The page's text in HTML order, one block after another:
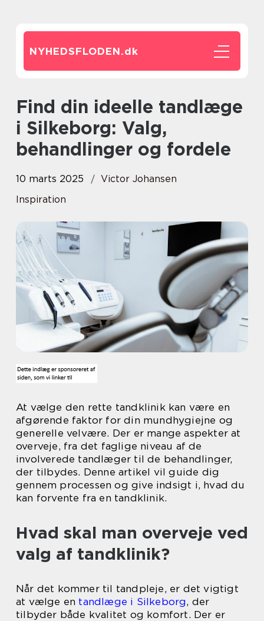
NYHEDSFLODEN.dk
Find din ideelle tandlæge
i Silkeborg: Valg,
behandlinger og fordele
10 marts 2025
Victor Johansen
Inspiration
At vælge den rette tandklinik kan være en
afgørende faktor for din mundhygiejne og
generelle velvære. Der er mange aspekter at
overveje, fra det faglige niveau af de
involverede tandlæger til de behandlinger,
der tilbydes. Denne artikel vil guide dig
gennem processen og give indsigt i, hvad du
kan forvente fra en tandklinik.
Hvad skal man overveje ved
valg af tandklinik?
Når det kommer til tandpleje, er det vigtigt
at vælge en tandlæge i Silkeborg, der
tilbyder både kvalitet og komfort. Der er